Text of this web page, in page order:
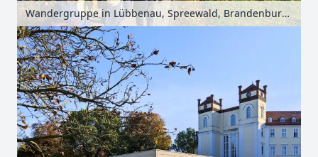
Wandergruppe in Lübbenau, Spreewald, Brandenburg, Deutschland